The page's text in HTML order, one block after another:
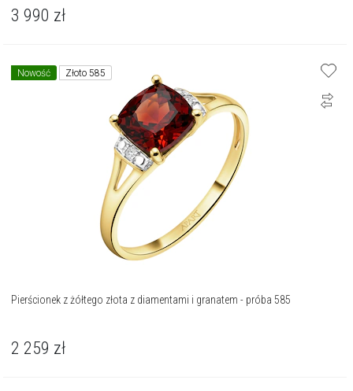
3 990 zł
Nowość Złoto 585
Pierścionek z żółtego złota z diamentami i granatem - próba 585
2 259 zł